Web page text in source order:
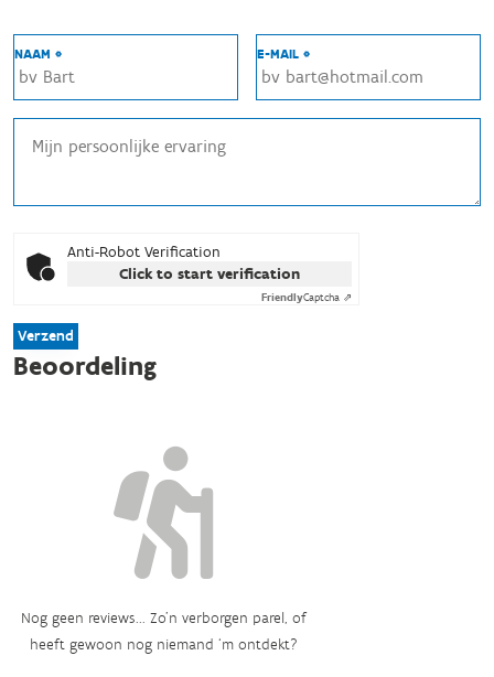
NAAM * E-MAIL *
Anti-Robot Verification
Click to start verification
FriendlyCaptcha ⇗
Verzend
Beoordeling
Nog geen reviews... Zo’n verborgen parel, of
heeft gewoon nog niemand ‘m ontdekt?